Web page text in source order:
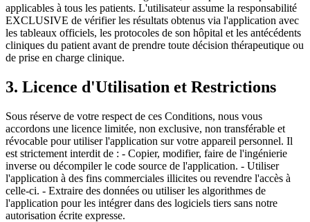
applicables à tous les patients. L'utilisateur assume la responsabilité
EXCLUSIVE de vérifier les résultats obtenus via l'application avec
les tableaux officiels, les protocoles de son hôpital et les antécédents
cliniques du patient avant de prendre toute décision thérapeutique ou
de prise en charge clinique.
3. Licence d'Utilisation et Restrictions
Sous réserve de votre respect de ces Conditions, nous vous
accordons une licence limitée, non exclusive, non transférable et
révocable pour utiliser l'application sur votre appareil personnel. Il
est strictement interdit de : - Copier, modifier, faire de l'ingénierie
inverse ou décompiler le code source de l'application. - Utiliser
l'application à des fins commerciales illicites ou revendre l'accès à
celle-ci. - Extraire des données ou utiliser les algorithmes de
l'application pour les intégrer dans des logiciels tiers sans notre
autorisation écrite expresse.